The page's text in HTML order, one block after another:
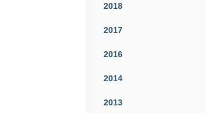
2018
2017
2016
2014
2013